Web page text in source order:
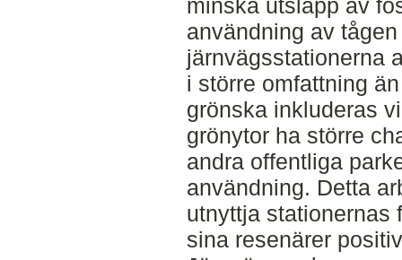
minska utsläpp av
användning av
järnvägsstationerna
i större omfattning
grönska inkluderas
grönytor ha större
andra offentliga
användning. Detta
utnyttja stationernas
sina resenärer